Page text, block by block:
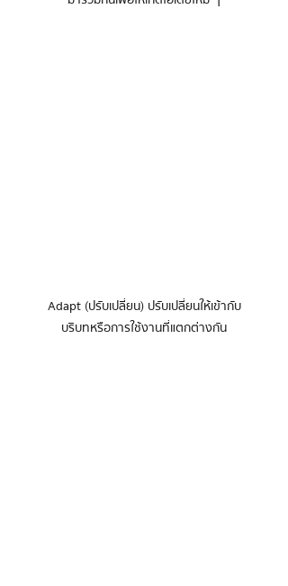
Adapt (ปรับเปลี่ยน) ปรับเปลี่ยนให้เข้ากับ
บริบทหรือการใช้งานที่แตกต่างกัน